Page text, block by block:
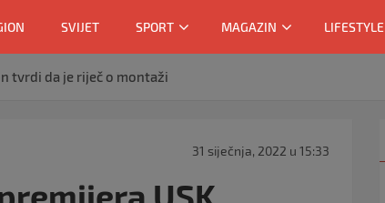
SVIJET SPORT MAGAZIN LIFESTYLE
tvrdi da je riječ o montaži
31 siječnja, 2022 u 15:33